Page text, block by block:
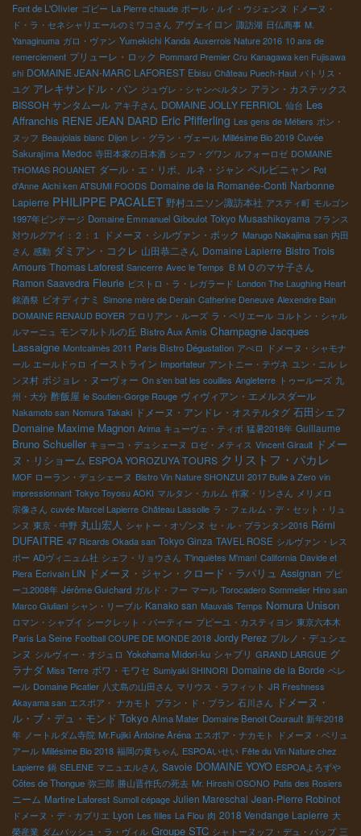
Font de L'Olivier ゴビー La Pierre chaude ポール・ルイ・ウジェンヌ
ドメーヌ・
ド・ラ・セネシャリエールのミワコさん アヴェイロン 諏訪湖 日仏商事 M.
Yanaginuma ガロ・ヴァン Yumekichi Kanda Auxerrois Nature 2016 10 ans de
remerciement プリューレ・ロック Pommard Premier Cru Kanagawa ken Fujisawa
shi DOMAINE JEAN-MARC LAFOREST Ebisu Château Puech-Haut パトリス・
ユグ アレキサンドル・バン ジュヴレ・シャンべルタン アラン・カステックス
BISSOH サンタムール アキ子さん DOMAINE JOLLY FERRIOL 仙台 Les
Affranchis RENE JEAN DARD Eric Pfifferling Les gens de Métiers ポン・
ヌッフ Beaujolais blanc Dijon レ・グラン・ヴェール Millésime Bio 2019 Cuvée
Sakurajima Medoc 寺田本家の日本酒 シェフ・グワン ルフォーロゼ DOMAINE
THOMAS ROUANET ダール・エ・リボ、ルネ・ジャン ペルピニャン Pot
d'Anne Aichi ken ATSUMI FOODS Domaine de la Romanée-Conti Narbonne
Lapierre PHILIPPE PACALET 野村ユニソン諏訪本社 アスティ町 モルゴン
1997年ビンテージ Domaine Emmanuel Giboulot Tokyo Musashikoyama フランス
対ウルグアイ：２：１
ドメーヌ・シルヴァン・ボック Marugo Nakajima san 内田
さん 感動 ダミアン・コクレ 山田恭二さん Domaine Lapierre Bistro Trois
Amours Thomas Laforest Sancerre Avec le Temps ＢＭＯのマサ子さん
Ramon Saavedra Fleurie ビストロ・ラ・レガラード London The Laughing Heart
銘酒祭 ビオディナミ Simone mère de Derain Catherine Deneuve Alexendre Bain
DOMAINE RENAUD BOYER フロリアン・ルーズ ラ・ペリエール コルトン・シャル
ルマーニュ モンマルトルの丘 Bistro Aux Amis Champagne Jacques
Lassaigne Montcalmès 2011 Paris Bistro Dégustation アぺロ
ドメーヌ・シャモナ
ール エールドゥロ イーストライン Importateur アントニー・テヴネ ユン・ニル レ
ンヌ村 ボジョレ・ヌーヴォー On s'en bat les couilles Angleterre トゥールーズ 九
州・大分 酢飯屋 le Soutien-Gorge Rouge ヴィヴィアン・エメルスダール
Nakamoto san Nomura Takaki ドメーヌ・アンドレ・オステルタグ 石田シェフ
Domaine Maxime Magnon Arima キューヴェ・ティボ 猛暑2018年 Guillaume
Bruno Schueller キョーコ・デュシェーヌ ロゼ・メティス Vincent Girault ドメー
ヌ・リショーム ESPOA YOROZUYA TOURS クリストフ・パカレ
MOF ローラン・デュシェーヌ Bistro Vin Nature SHONZUI 2017 Bulle à Zero vin
impressionnant Tokyo Toyosu AOKI マルタン・カルム 作家・リンさん メリメロ
宗像さん cuvée Marcel Lapierre Château Lassolle ラ・フェルム・デ・セット・リュ
ンヌ 東京・中野 丸山宏人 シャトー・オゾンヌ セ・ル・プランタン2016 Rémi
DUFAITRE 47 Ricards Okada san Tokyo Ginza TAVEL ROSE シルヴァン・レス
ポー ADヴィニュム社 シェフ・リョウさん T'inquiètes M'man! California Davide et
Piera Ecrivain LIN ドメーヌ・ジャン・クロード・ラパリュ Assignan プピ
ーユ2008年 Jérôme Guichard ガルド・フー マール Torocadero Sommelier Hino san
Marco Giuliani シャン・リーブル Kanako san Mauvais Temps Nomura Unison
ロマン・シャプイ シークレット・パーティー プピーユ・カスティヨン 東京六本木
Paris La Seine Football COUPE DE MONDE 2018 Jordy Perez ブルノ・デュシェ
ンヌ シルヴィー・オジュロ Yokohama Midori-ku シャブリ GRAND LARGUE グ
ラナダ Miss Terre ボワ・モワセ Sumiyaki SHINORI Domaine de la Borde ベレ
ール Domaine Picatier 八丈島の山田さん マリウス・ラフィット JR Freshness
Akayama san エスポア・ ナカモト ブラン・ド・ブラン 石川さん ドメーヌ・
ル・ブ・デュ・モンド Tokyo Alma Mater Domaine Benoit Courault 新年2018
年 ノートルダム寺院 Mr.Fujiki Antoine Aréna エスポア・ナカモト
ドメーヌ・ベリュ
アール Millésime Bio 2018 福岡の黄ちゃん ESPOAいせい Fête du Vin Nature chez
Lapierre 鍋 SELENE マニュエルさん Savoie DOMAINE YOYO ESPOAよろずや
Côtes de Thongue 弥三郎 勝山晋作氏の死去 Mr. Hiroshi OSONO Patis des Rosiers
ニーム Martine Laforest Sumoll cépage Julien Mareschal Jean-Pierre Robinot
ドメーヌ・デ・カプリエ Lyon Les filles La Flou 肉 2018 Vendange Lapierre 大
榮産業 ダムバッシュ・ラ・ヴィル Groupe STC シャトーヌッフ・デュ・パップ 三